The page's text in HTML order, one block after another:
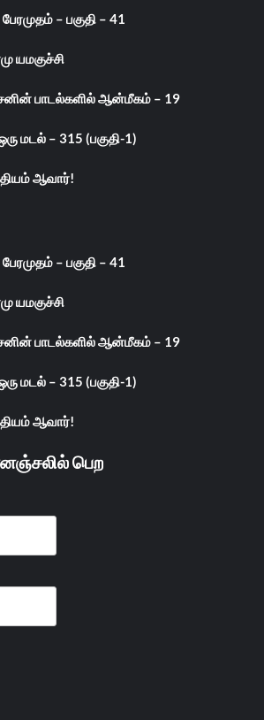
– பகுதி – 41
யமகுச்சி
பாடல்களில் ஆன்மீகம் – 19
மடல் – 315 (பகுதி-1)
ஆவார்!
– பகுதி – 41
யமகுச்சி
பாடல்களில் ஆன்மீகம் – 19
மடல் – 315 (பகுதி-1)
ஆவார்!
பெற